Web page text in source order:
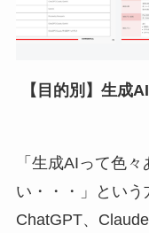
【目的別】生成
「生成AIって色
い・・・」とい
ChatGPT、